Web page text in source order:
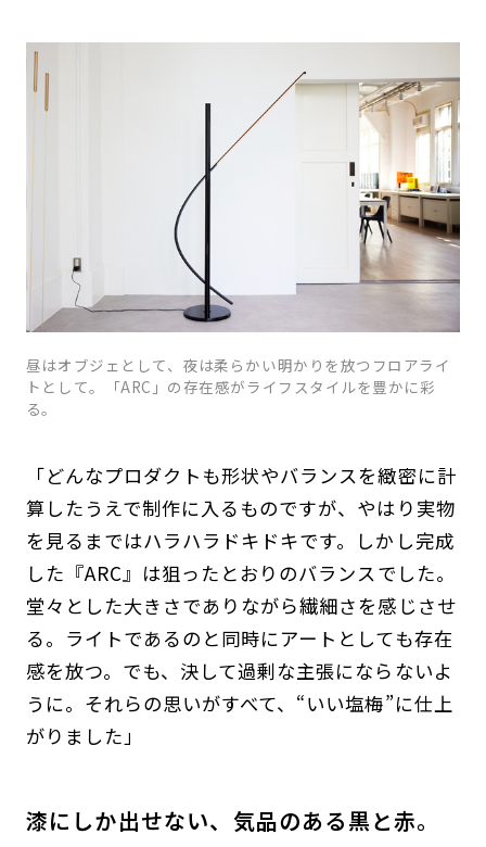
昼はオブジェとして、夜は柔らかい明かりを放つフロアライ
トとして。「ARC」の存在感がライフスタイルを豊かに彩
る。
「どんなプロダクトも形状やバランスを緻密に計
算したうえで制作に入るものですが、やはり実物
を見るまではハラハラドキドキです。しかし完成
した『ARC』は狙ったとおりのバランスでした。
堂々とした大きさでありながら繊細さを感じさせ
る。ライトであるのと同時にアートとしても存在
感を放つ。でも、決して過剰な主張にならないよ
うに。それらの思いがすべて、“いい塩梅”に仕上
がりました」
漆にしか出せない、気品のある黒と赤。